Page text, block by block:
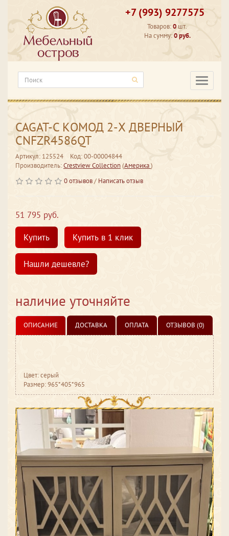
+7 (993) 9277575
Товаров:0 шт.
На сумму:0 руб.
CAGAT-C КОМОД 2-Х ДВЕРНЫЙ
CNFZR4586QT
Артикул: 125524
Код: 00-00004844
Производитель:Crestview Collection(Америка)
0 отзывов/ Написать отзыв
51 795 руб.
Купить
Купить в 1 клик
Нашли дешевле?
наличие уточняйте
ОПИСАНИЕ ДОСТАВКА ОПЛАТА ОТЗЫВОВ (0)
Цвет: серый
Размер: 965*405*965